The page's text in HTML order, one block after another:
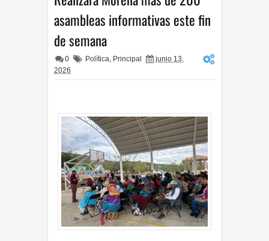
asambleas informativas este fin
de semana
0 Política, Principal
junio 13,
2026